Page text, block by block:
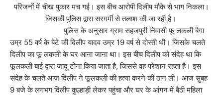
परिजनों में चीख पुकार मच गई। इस बीच आरोपी दिलीप मौके से भाग निकला।
जिसकी पुलिस द्वारा सरगर्मी से तलाश की जा रही है।
पुलिस के अनुसार ग्राम सहजपुरी निवासी फू लकली बैगा
उम्र 55 वर्ष के बेटे की दिलीप यादव उम्र 19 वर्ष से दोस्ती थी। जिसके चलते
दिलीप का फू लकली के घर आना जाना था। इस बीच दिलीप को संदेह था कि
फूलकली बाई द्वारा जादू टोना किया जाता है, जिससे वह परेशान रहता है। इस
संदेह के चलते आज दिलीप ने फूलकली की हत्या करने की ठान ली। आज सुबह
9 बजे के लगभग दिलीप कुल्हाड़ी लेकर पहुंचा और घर के आंगन में बैठी महिला